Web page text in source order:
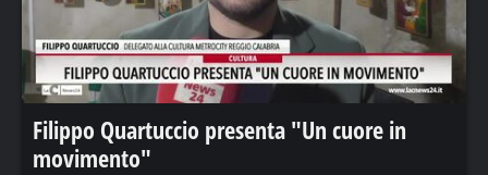
Filippo Quartuccio presenta "Un cuore in
movimento"